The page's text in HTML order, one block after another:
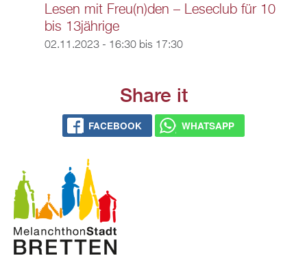
Lesen mit Freu(n)den – Leseclub für 10
bis 13jährige
02.11.2023 - 16:30bis 17:30
Share it
FACEBOOK WHATSAPP